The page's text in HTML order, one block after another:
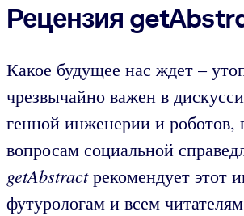
Рецензия
Какое будущее нас ждет –
чрезвычайно важен в
генной инженерии и
вопросам социальной
getAbstractрекомендует этот
футурологам и всем